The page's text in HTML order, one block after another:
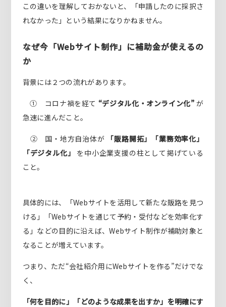
この違いを理解しておかないと、「申請したのに採択さ
れなかった」という結果になりかねません。
なぜ今「Webサイト制作」に補助金が使えるの
か
背景には２つの流れがあります。
① コロナ禍を経て “デジタル化・オンライン化” が
急速に進んだこと。
② 国・地方自治体が
「販路開拓」「業務効率化」
「デジタル化」
を中小企業支援の柱として掲げている
こと。
具体的には、「Webサイトを活用して新たな販路を見つ
ける」「Webサイトを通じて予約・受付などを効率化す
る」などの目的に沿えば、Webサイト制作が補助対象と
なることが増えています。
つまり、ただ“会社紹介用にWebサイトを作る”だけでな
く、
「何を目的に」「どのような成果を出すか」を明確にす